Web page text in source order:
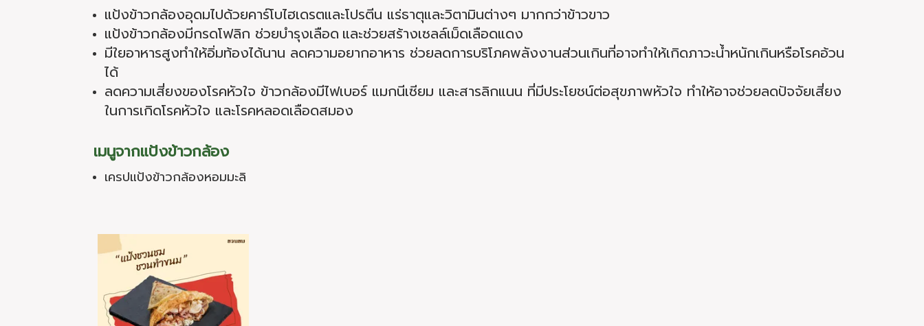
แป้งข้าวกล้องอุดมไปด้วยคาร์โบไฮเดรตและโปรตีน แร่ธาตุและวิตามินต่างๆ มากกว่าข้าวขาว
แป้งข้าวกล้องมีกรดโฟลิก ช่วยบำรุงเลือด และช่วยสร้างเซลล์เม็ดเลือดแดง
มีใยอาหารสูงทำให้อิ่มท้องได้นาน ลดความอยากอาหาร ช่วยลดการบริโภคพลังงานส่วนเกินที่อาจทำให้เกิดภาวะน้ำหนักเกินหรือโรคอ้วน
ได้
ลดความเสี่ยงของโรคหัวใจ ข้าวกล้องมีไฟเบอร์ แมกนีเซียม และสารลิกแนน ที่มีประโยชน์ต่อสุขภาพหัวใจ ทำให้อาจช่วยลดปัจจัยเสี่ยง
ในการเกิดโรคหัวใจ และโรคหลอดเลือดสมอง
เมนูจากแป้งข้าวกล้อง
เครปแป้งข้าวกล้องหอมมะลิ